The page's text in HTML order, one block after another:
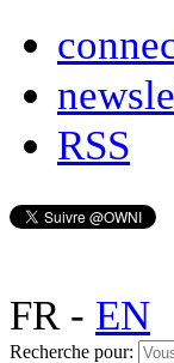
RSS
FR- EN
Recherche pour: